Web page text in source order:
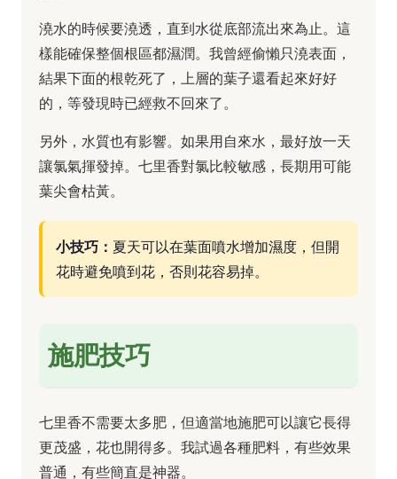
澆水的時候要澆透，直到水從底部流出來為止。這
樣能確保整個根區都濕潤。我曾經偷懶只澆表面，
結果下面的根乾死了，上層的葉子還看起來好好
的，等發現時已經救不回來了。
另外，水質也有影響。如果用自來水，最好放一天
讓氯氣揮發掉。七里香對氯比較敏感，長期用可能
葉尖會枯黃。
小技巧： 夏天可以在葉面噴水增加濕度，但開
花時避免噴到花，否則花容易掉。
施肥技巧
七里香不需要太多肥，但適當地施肥可以讓它長得
更茂盛，花也開得多。我試過各種肥料，有些效果
普通，有些簡直是神器。